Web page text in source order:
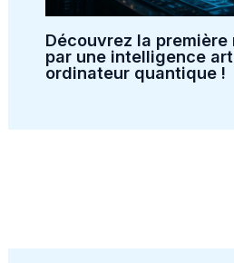
Découvrez la
par une intelligence
ordinateur quantique !